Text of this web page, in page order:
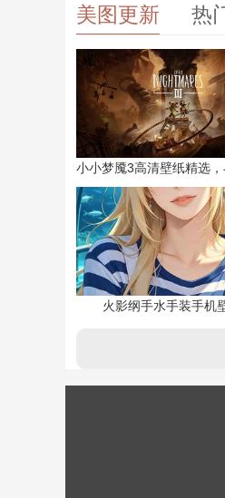
美图更新 热
火影纲手水手装手机